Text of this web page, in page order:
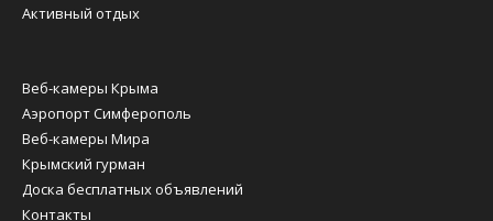
Активный отдых
Веб-камеры Крыма
Аэропорт Симферополь
Веб-камеры Мира
Крымский гурман
Доска бесплатных объявлений
Контакты